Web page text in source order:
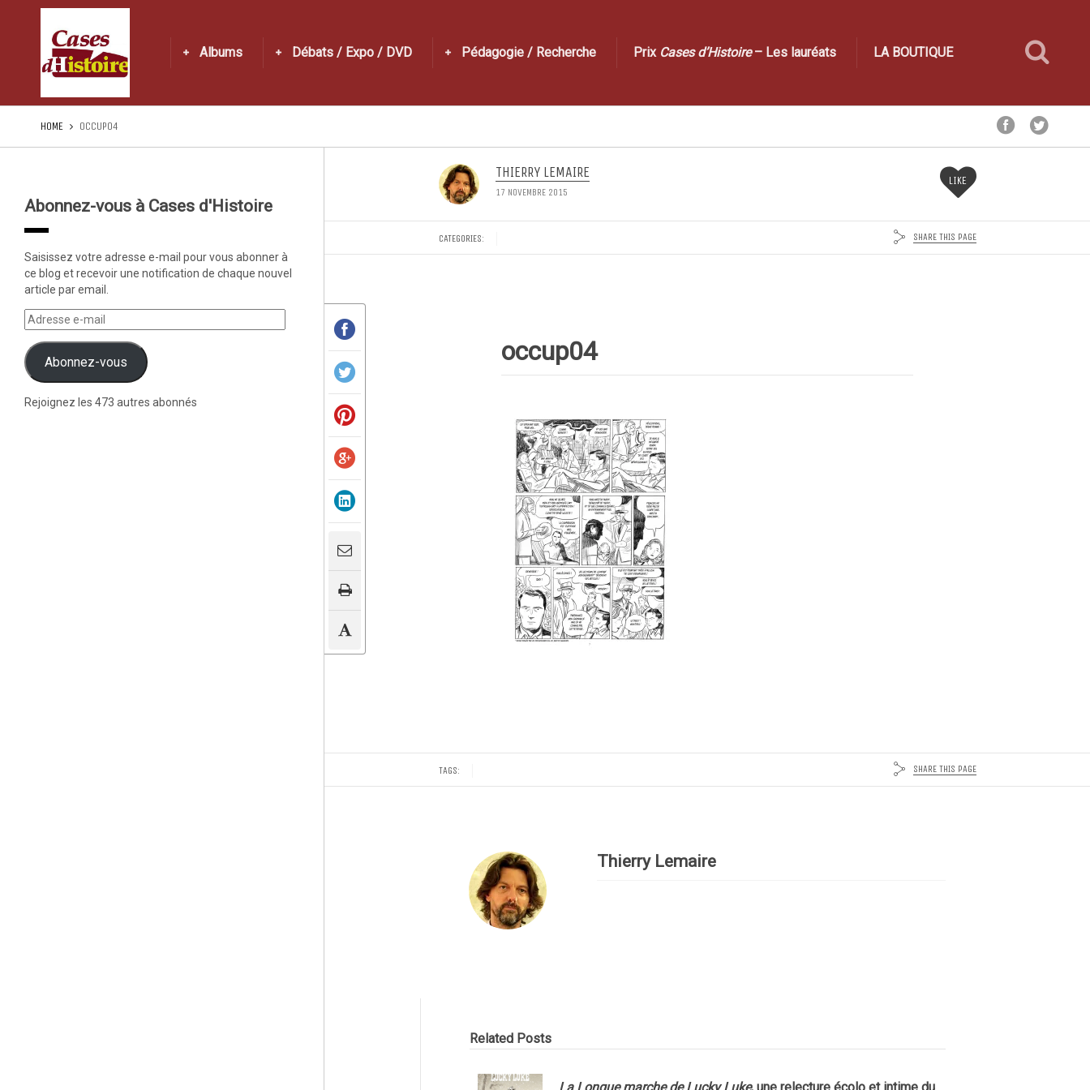
Albums Débats / Expo / DVD Pédagogie / Recherche Prix Cases d’Histoire– Les lauréats LA BOUTIQUE
HOME OCCUP04
Abonnez-vous à Cases d'Histoire
Saisissez votre adresse e-mail pour vous abonner à
ce blog et recevoir une notification de chaque nouvel
article par email.
Abonnez-vous
Rejoignez les 473 autres abonnés
THIERRY LEMAIRE
17 NOVEMBRE 2015
LIKE
CATEGORIES: SHARE THIS PAGE
occup04
TAGS: SHARE THIS PAGE
Thierry Lemaire
Related Posts